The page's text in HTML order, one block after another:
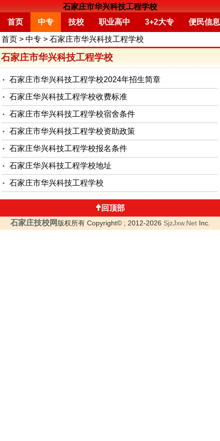
石家庄市华兴科技工程学校
首页
中专 技校 职业高中 3+2大专 便民信息
首页 > 中专 > 石家庄市华兴科技工程学校
石家庄市华兴科技工程学校
石家庄市华兴科技工程学校2024年招生简章
石家庄华兴科技工程学校收费标准
石家庄市华兴科技工程学校宿舍条件
石家庄市华兴科技工程学校资助政策
石家庄华兴科技工程学校报名条件
石家庄华兴科技工程学校地址
石家庄市华兴科技工程学校
回顶部
石家庄技校网 版权所有 Copyright© ; 2012-2026 SjzJxw.NetInc.